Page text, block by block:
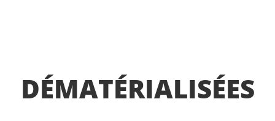
DÉMATÉRIALISÉES